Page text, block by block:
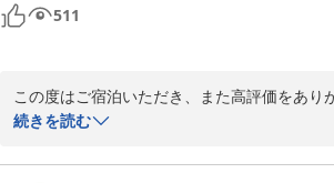
511
この度はご宿泊いただき、また高評価をあり
夕食時の焚火をお楽しみいただけたとのこと
魅力のひとつです。
続きを読む